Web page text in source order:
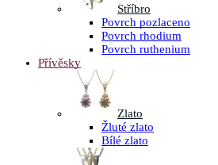
Stříbro
Povrch pozlaceno
Povrch rhodium
Povrch ruthenium
Přívěsky
Zlato
Žluté zlato
Bílé zlato